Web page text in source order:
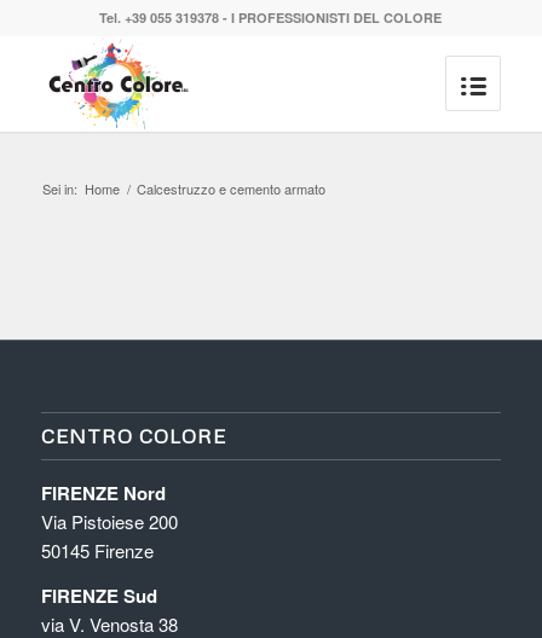
Tel. +39 055 319378 - I PROFESSIONISTI DEL COLORE
Sei in: Home / Calcestruzzo e cemento armato
CENTRO COLORE
FIRENZE Nord
Via Pistoiese 200
50145 Firenze
FIRENZE Sud
via V. Venosta 38